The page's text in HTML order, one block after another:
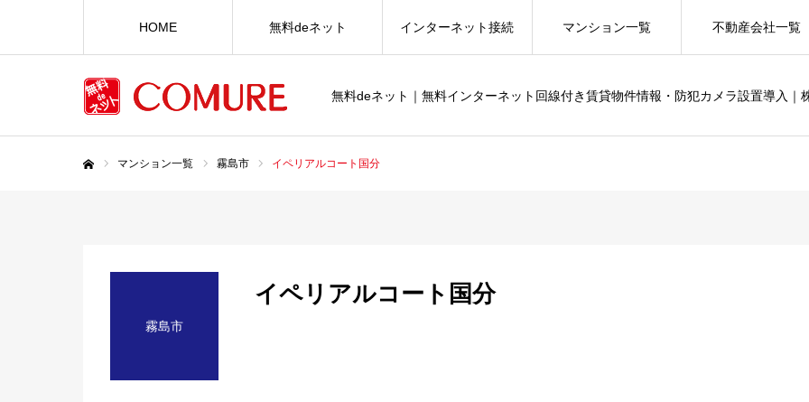
無料deネット｜無料インターネット回線付き賃貸物件情報・防犯カメラ設置導入｜
HOME 無料deネット インターネット接続 マンション一覧 不動産会社一覧
マンション一覧 霧島市 イペリアルコート国分
霧島市
イペリアルコート国分